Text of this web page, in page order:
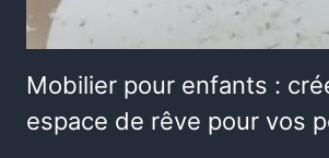
Mobilier pour enfants :
espace de rêve pour vos